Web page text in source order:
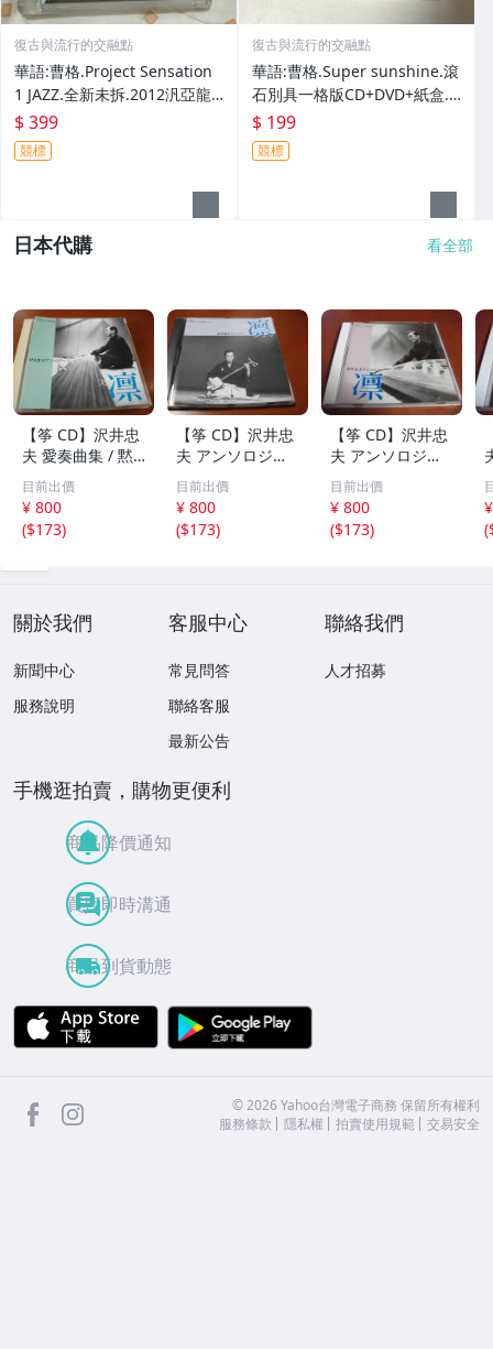
復古與流行的交融點
華語:曹格.Project Sensation
1 JAZZ.全新未拆.2012汎亞龍
族英文專輯
$ 399
競標
復古與流行的交融點
華語:曹格.Super sunshine.滾
石別具一格版CD+DVD+紙盒.
無辜
$ 199
競標
日本代購 看全部
【筝 CD】沢井忠
夫 愛奏曲集 / 黙
示 、波 、二つの
相 、箏二重奏ソ
ナタ 杵屋正邦 、
入野義朗 、小野
目前出價
¥ 800
($173)
【筝 CD】沢井忠
夫 アンソロジー
「凜」からの分売
沢井忠夫作品集
ライブ 風衣、水
の声、枯野砧、五
目前出價
¥ 800
($173)
【筝 CD】沢井忠
夫 アンソロジー
「凜」からの分売
沢井忠夫 作品集
第三集 “光る海”
（限定販売） 200
目前出價
¥ 800
($173)
(
關於我們
新聞中心
服務說明
客服中心
常見問答
聯絡客服
最新公告
聯絡我們
人才招募
手機逛拍賣，購物更便利
商品降價通知
買賣即時溝通
商品到貨動態
APP Store
facebook ©2026 Yahoo台灣電子商務 保留所有權利
服務條款
隱私權 拍賣使用規範 交易安全